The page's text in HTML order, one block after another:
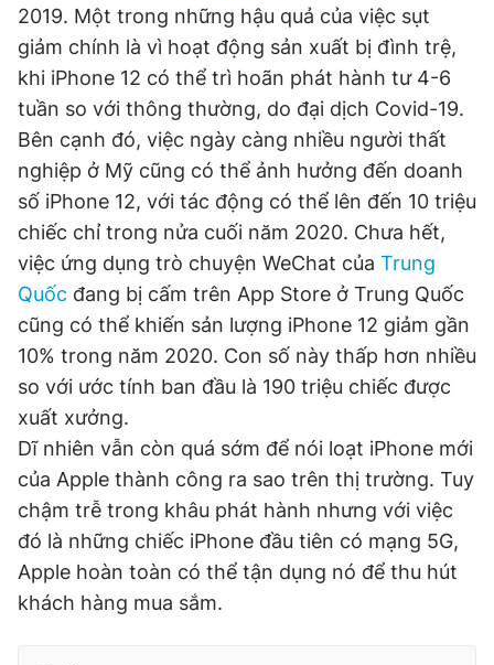
Đọc Thanh Niên trên điện thoại
Theo dõi báo trên
Hotline
0906 645 777
Liên hệ quảng cáo
0908 780 404
Đặt báo Quảng cáo RSS Tòa soạn Chính sách bảo
Tổng biên tập: Nguyễn Ngọc Toàn
Phó tổng biên tập thường trực: Hải Thành
Phó tổng biên tập: Lâm Hiếu Dũng
Phó tổng biên tập: Trần Việt Hưng
Tổng thư ký tòa soạn: Đức Trung
Giấy phép xuất bản số 110/GP - BTTTT cấp ngày 24.3.2020
© 2003-2026 Bản quyền thuộc về Báo Thanh Niên. Cấm sao
chép dưới mọi hình thức nếu không có sự chấp thuận bằng văn
bản. Phát triển bởi ePi Technologies, JSC.
2019. Một trong những hậu quả của việc sụt
giảm chính là vì hoạt động sản xuất bị đình trệ,
khi iPhone 12 có thể trì hoãn phát hành tư 4-6
tuần so với thông thường, do đại dịch Covid-19.
Bên cạnh đó, việc ngày càng nhiều người thất
nghiệp ở Mỹ cũng có thể ảnh hưởng đến doanh
số iPhone 12, với tác động có thể lên đến 10 triệu
chiếc chỉ trong nửa cuối năm 2020. Chưa hết,
việc ứng dụng trò chuyện WeChat của Trung
Quốc đang bị cấm trên App Store ở Trung Quốc
cũng có thể khiến sản lượng iPhone 12 giảm gần
10% trong năm 2020. Con số này thấp hơn nhiều
so với ước tính ban đầu là 190 triệu chiếc được
xuất xưởng.
Dĩ nhiên vẫn còn quá sớm để nói loạt iPhone mới
của Apple thành công ra sao trên thị trường. Tuy
chậm trễ trong khâu phát hành nhưng với việc
đó là những chiếc iPhone đầu tiên có mạng 5G,
Apple hoàn toàn có thể tận dụng nó để thu hút
khách hàng mua sắm.